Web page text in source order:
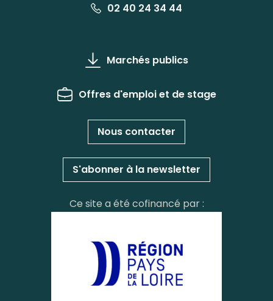
02 40 24 34 44
Marchés publics
Offres d'emploi et de stage
Nous contacter
S'abonner à la newsletter
Ce site a été cofinancé par :